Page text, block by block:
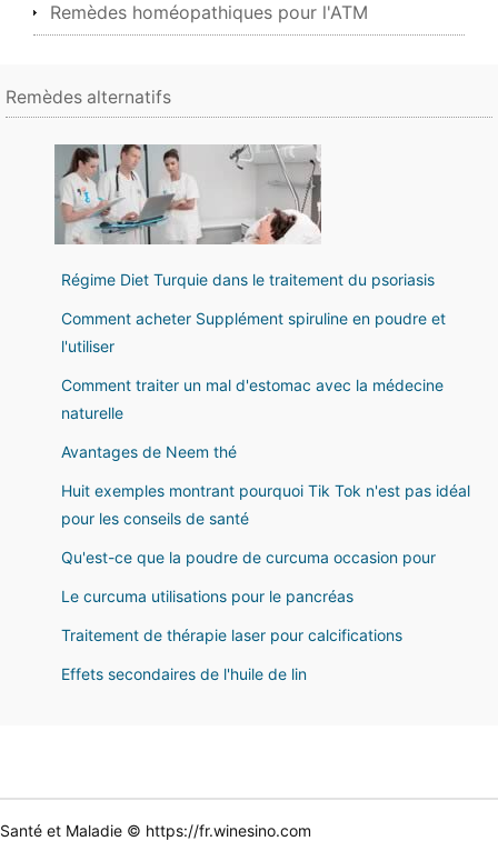
Remèdes homéopathiques pour l'ATM
Remèdes alternatifs
Régime Diet Turquie dans le traitement du psoriasis
Comment acheter Supplément spiruline en poudre et
l'utiliser
Comment traiter un mal d'estomac avec la médecine
naturelle
Avantages de Neem thé
Huit exemples montrant pourquoi Tik Tok n'est pas idéal
pour les conseils de santé
Qu'est-ce que la poudre de curcuma occasion pour
Le curcuma utilisations pour le pancréas
Traitement de thérapie laser pour calcifications
Effets secondaires de l'huile de lin
Santé et Maladie © https://fr.winesino.com